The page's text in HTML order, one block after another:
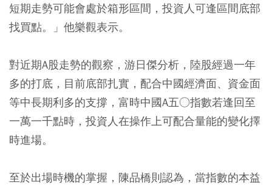
短期走勢可能會處於箱形區間，投資人可逢區間底部
找買點。」他樂觀表示。
對近期A股走勢的觀察，游日傑分析，陸股經過一年
多的打底，目前底部扎實，配合中國經濟面、資金面
等中長期利多的支撐，富時中國A五○指數若逢回至
一萬一千點時，投資人在操作上可配合量能的變化擇
時進場。
至於出場時機的掌握，陳品橋則認為，當指數的本益